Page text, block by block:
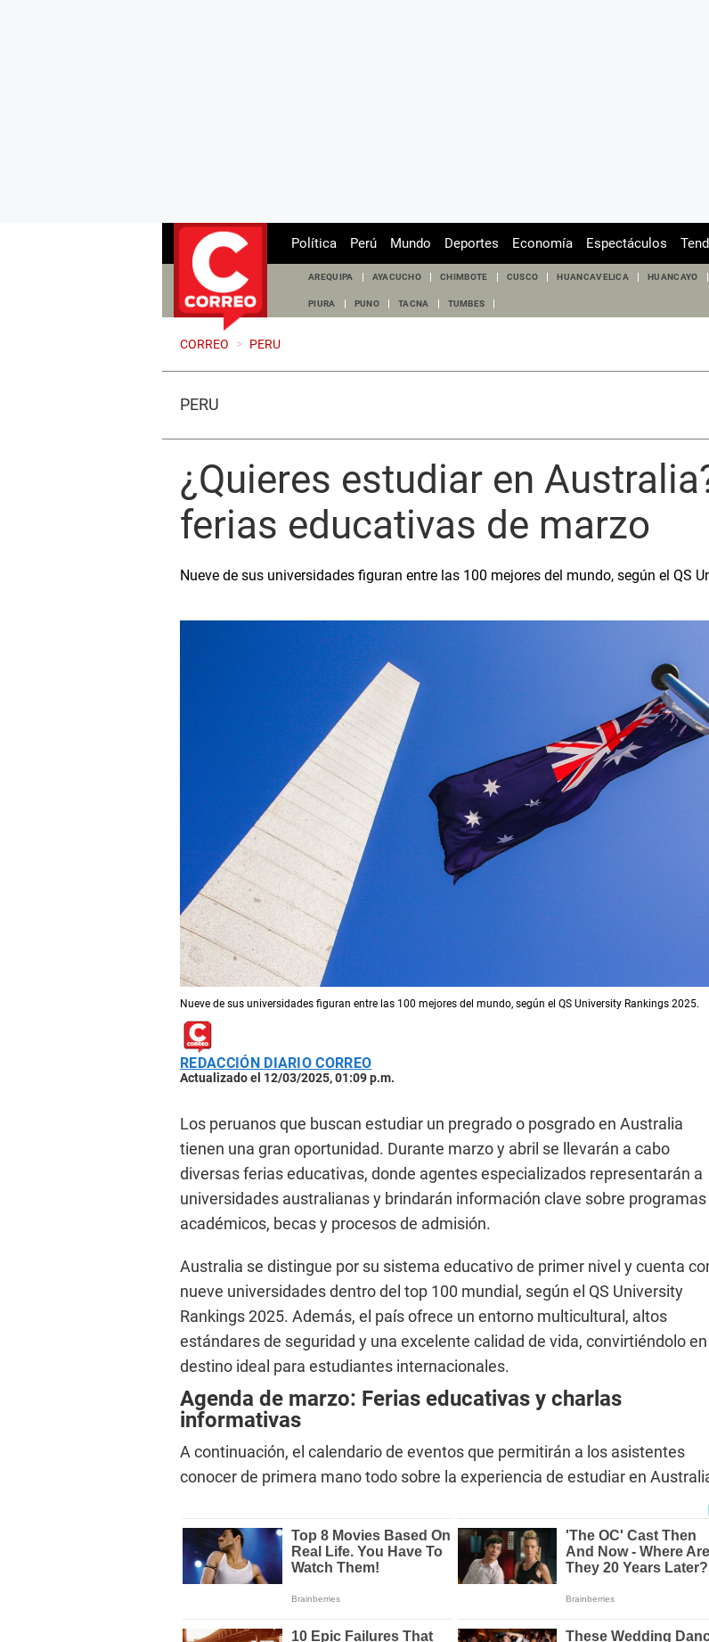
Política Perú Mundo Deportes Economía Espectáculos
AREQUIPA AYACUCHO CHIMBOTE CUSCO HUANCAVELICA HUANCAYO
PIURA PUNO TACNA TUMBES
CORREO > PERU
PERÚ
¿Quieres estudiar en
ferias educativas de marzo
Nueve de sus universidades figuran entre las 100 mejores del mundo, según el QS
Nueve de sus universidades figuran entre las 100 mejores del mundo, según el QS University Rankings 2025.
REDACCIÓN DIARIO CORREO
Actualizado el 12/03/2025, 01:09 p.m.
Los peruanos que buscan estudiar un pregrado o posgrado en Australia
tienen una gran oportunidad. Durante marzo y abril se llevarán a cabo
diversas ferias educativas, donde agentes especializados representarán a
universidades australianas y brindarán información clave sobre programas
académicos, becas y procesos de admisión.
Australia se distingue por su sistema educativo de primer nivel y cuenta
nueve universidades dentro del top 100 mundial, según el QS University
Rankings 2025. Además, el país ofrece un entorno multicultural, altos
estándares de seguridad y una excelente calidad de vida, convirtiéndolo
destino ideal para estudiantes internacionales.
Agenda de marzo: Ferias educativas y charlas
informativas
A continuación, el calendario de eventos que permitirán a los asistentes
conocer de primera mano todo sobre la experiencia de estudiar en